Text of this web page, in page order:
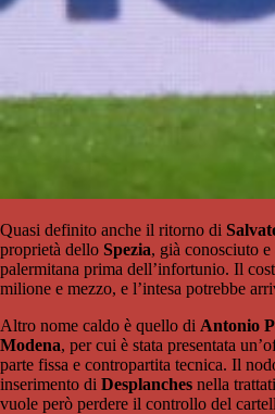
Quasi definito anche il ritorno di
proprietà dello Spezia, già conosciuto
palermitana prima dell’infortunio. Il
milione e mezzo, e l’intesa potrebbe
Altro nome caldo è quello di Antonio
Modena, per cui è stata presentata
parte fissa e contropartita tecnica. Il
inserimento di Desplanches nella
vuole però perdere il controllo del